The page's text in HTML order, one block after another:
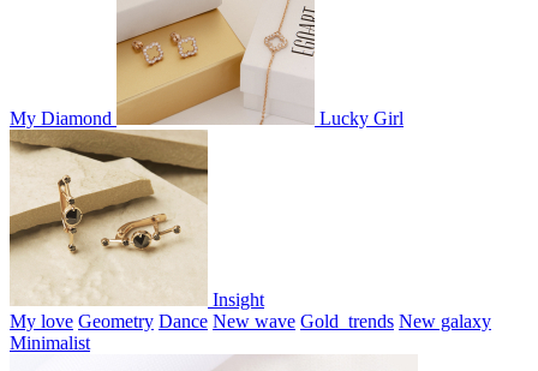
My Diamond Lucky Girl
Insight
My love Geometry Dance New wave Gold_trends New galaxy
Minimalist